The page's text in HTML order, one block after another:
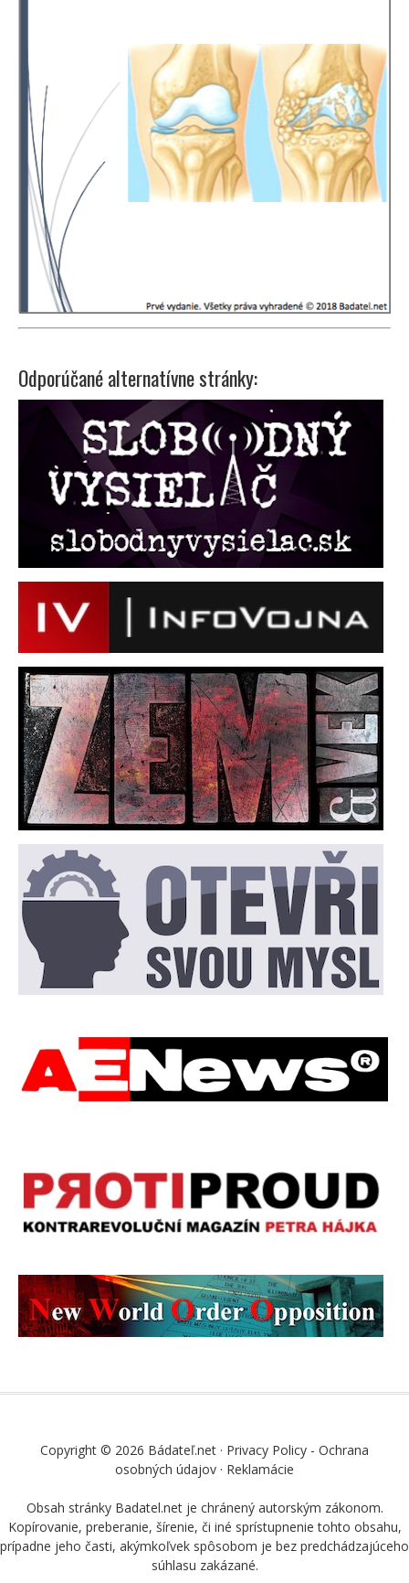
Odporúčané alternatívne stránky:
Copyright © 2026 Bádateľ.net · Privacy Policy - Ochrana
osobných údajov · Reklamácie
Obsah stránky Badatel.net je chránený autorským zákonom.
Kopírovanie, preberanie, šírenie, či iné sprístupnenie tohto obsahu,
prípadne jeho časti, akýmkoľvek spôsobom je bez predchádzajúceho
súhlasu zakázané.